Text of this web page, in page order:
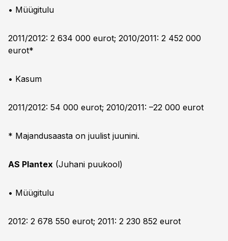
• Müügitulu
2011/2012: 2 634 000 eurot; 2010/2011: 2 452 000
eurot*
• Kasum
2011/2012: 54 000 eurot; 2010/2011: –22 000 eurot
* Majandusaasta on juulist juunini.
AS Plantex (Juhani puukool)
• Müügitulu
2012: 2 678 550 eurot; 2011: 2 230 852 eurot